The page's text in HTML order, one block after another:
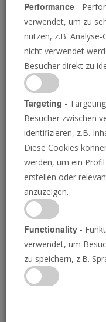
Nordrhein-
rettet die
Priester
JOSUE MICHELS
Ein neues
deutet auf einen
die deutsche Politik
Performance -
verwendet, um zu
nutzen, z.B.
nicht verwendet
Besucher direkt zu
Targeting -
Besucher zwischen
identifizieren, z.B.
Diese Cookies
werden, um ein
erstellen oder
anzuzeigen.
Functionality -
verwendet, um
zu speichern, z.B.